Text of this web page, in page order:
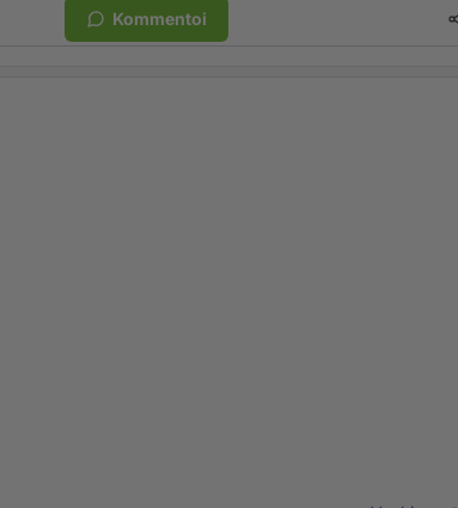
Kommentoi